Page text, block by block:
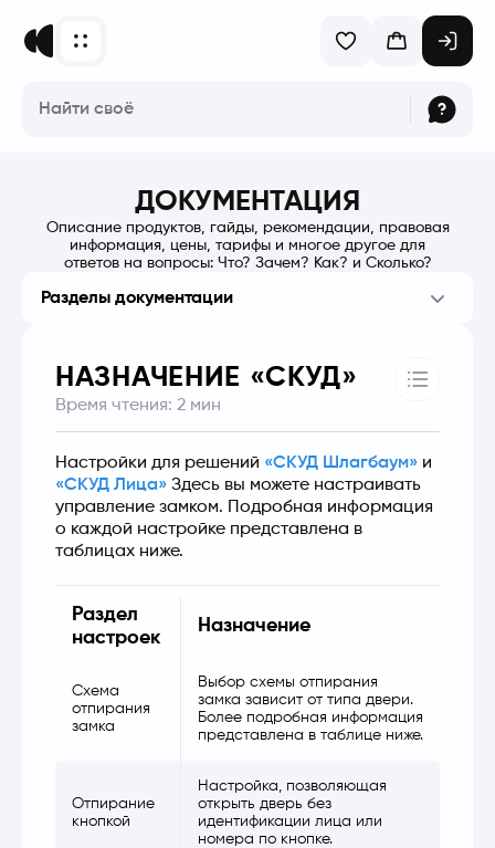
ДОКУМЕНТАЦИЯ
Описание продуктов, гайды, рекомендации, правовая
информация, цены, тарифы и многое другое для
ответов на вопросы: Что? Зачем? Как? и Сколько?
Разделы документации
НАЗНАЧЕНИЕ «СКУД»
Время чтения: 2 мин
Настройки для решений «СКУД Шлагбаум»
«СКУД Лица» Здесь вы можете настраивать
управление замком. Подробная информация
о каждой настройке представлена в
таблицах ниже.
Раздел
настроек
Назначение
Схема
отпирания
замка
Выбор схемы отпирания
замка зависит от типа двери.
Более подробная информация
представлена в таблице ниже.
Отпирание
кнопкой
Настройка, позволяющая
открыть дверь без
идентификации лица или
номера по кнопке.